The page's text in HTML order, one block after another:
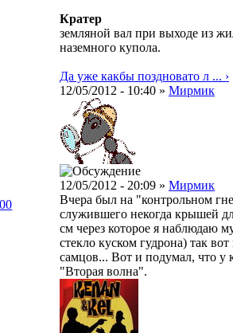
Кратер
земляной вал при выходе из
наземного купола.
Да уже какбы поздновато л ... ›
12/05/2012 - 10:40 » Мирмик
12/05/2012 - 20:09 » Мирмик
Вчера был на "контрольном
служившего некогда крышей
см через которое я наблюдаю
стекло куском гудрона) так
самцов... Вот и подумал, что у
"Вторая волна".